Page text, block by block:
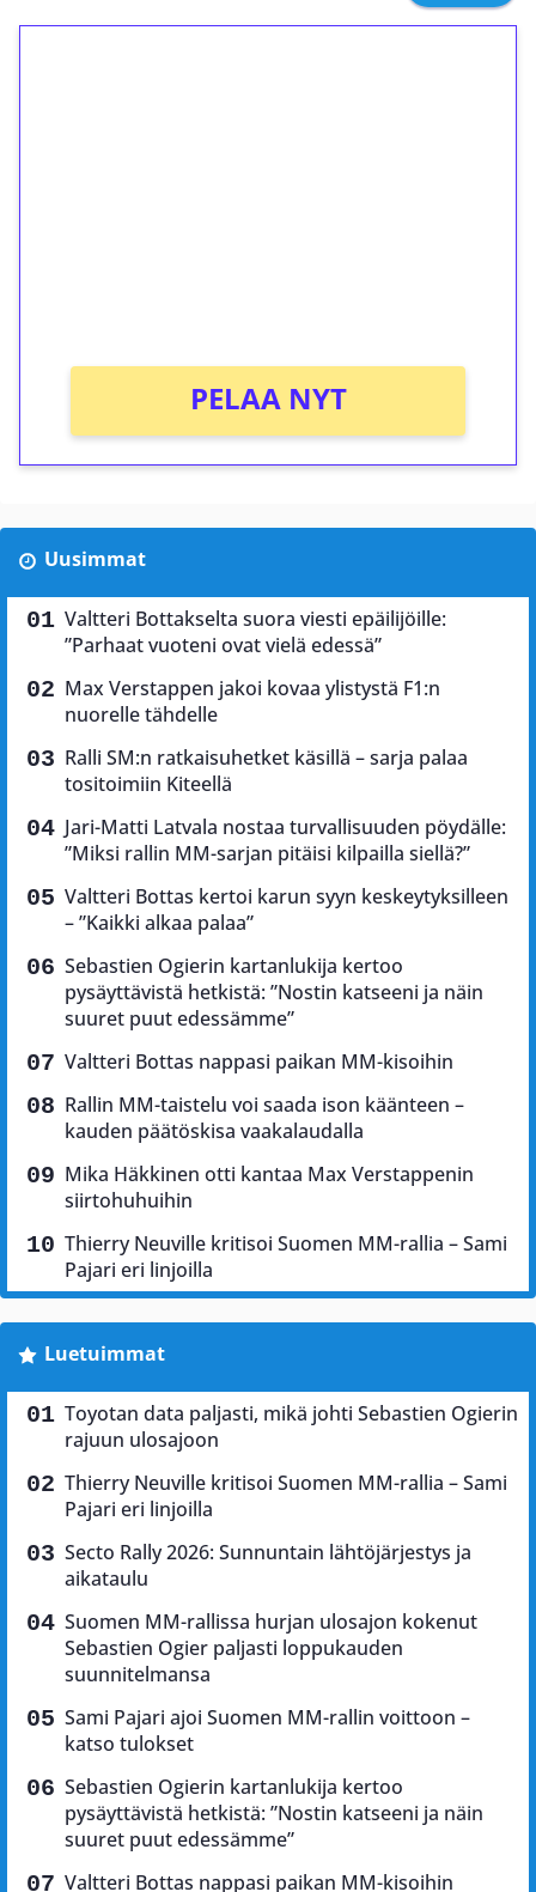
PELAA NYT
Uusimmat
Valtteri Bottakselta suora viesti epäilijöille:
”Parhaat vuoteni ovat vielä edessä”
Max Verstappen jakoi kovaa ylistystä F1:n
nuorelle tähdelle
Ralli SM:n ratkaisuhetket käsillä – sarja palaa
tositoimiin Kiteellä
Jari-Matti Latvala nostaa turvallisuuden pöydälle:
”Miksi rallin MM-sarjan pitäisi kilpailla siellä?”
Valtteri Bottas kertoi karun syyn keskeytyksilleen
– ”Kaikki alkaa palaa”
Sebastien Ogierin kartanlukija kertoo
pysäyttävistä hetkistä: ”Nostin katseeni ja näin
suuret puut edessämme”
Valtteri Bottas nappasi paikan MM-kisoihin
Rallin MM-taistelu voi saada ison käänteen –
kauden päätöskisa vaakalaudalla
Mika Häkkinen otti kantaa Max Verstappenin
siirtohuhuihin
Thierry Neuville kritisoi Suomen MM-rallia – Sami
Pajari eri linjoilla
Luetuimmat
Toyotan data paljasti, mikä johti Sebastien Ogierin
rajuun ulosajoon
Thierry Neuville kritisoi Suomen MM-rallia – Sami
Pajari eri linjoilla
Secto Rally 2026: Sunnuntain lähtöjärjestys ja
aikataulu
Suomen MM-rallissa hurjan ulosajon kokenut
Sebastien Ogier paljasti loppukauden
suunnitelmansa
Sami Pajari ajoi Suomen MM-rallin voittoon –
katso tulokset
Sebastien Ogierin kartanlukija kertoo
pysäyttävistä hetkistä: ”Nostin katseeni ja näin
suuret puut edessämme”
Valtteri Bottas nappasi paikan MM-kisoihin